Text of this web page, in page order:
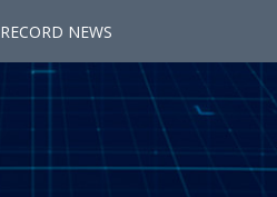
RECORD NEWS